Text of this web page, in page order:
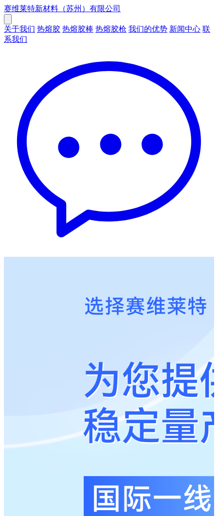
赛维莱特新材料（苏州）有限公司
关于我们 热熔胶 热熔胶棒 热熔胶枪 我们的优势 新闻中心 联
系我们